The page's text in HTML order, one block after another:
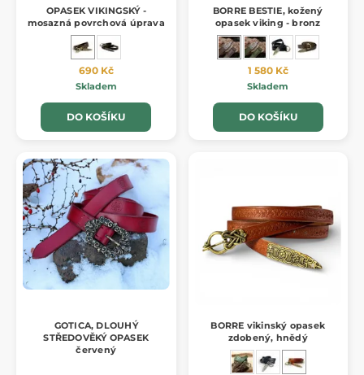
OPASEK VIKINGSKÝ -
mosazná povrchová úprava
690 Kč
Skladem
DO KOŠÍKU
BORRE BESTIE, kožený
opasek viking - bronz
1 580 Kč
Skladem
DO KOŠÍKU
GOTICA, DLOUHÝ
STŘEDOVĚKÝ OPASEK
červený
BORRE vikinský opasek
zdobený, hnědý